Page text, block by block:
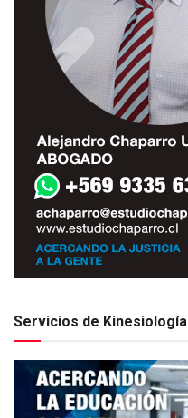
Servicios de Kinesiología